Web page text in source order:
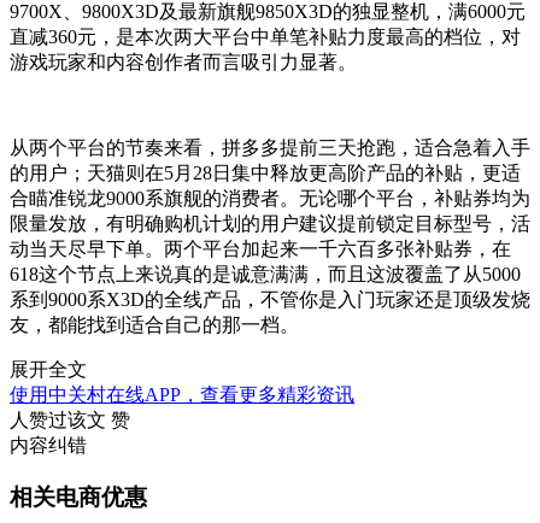
9700X、9800X3D及最新旗舰9850X3D的独显整机，满6000元
直减360元，是本次两大平台中单笔补贴力度最高的档位，对
游戏玩家和内容创作者而言吸引力显著。
从两个平台的节奏来看，拼多多提前三天抢跑，适合急着入手
的用户；天猫则在5月28日集中释放更高阶产品的补贴，更适
合瞄准锐龙9000系旗舰的消费者。无论哪个平台，补贴券均为
限量发放，有明确购机计划的用户建议提前锁定目标型号，活
动当天尽早下单。两个平台加起来一千六百多张补贴券，在
618这个节点上来说真的是诚意满满，而且这波覆盖了从5000
系到9000系X3D的全线产品，不管你是入门玩家还是顶级发烧
友，都能找到适合自己的那一档。
展开全文
使用中关村在线APP，查看更多精彩资讯
人赞过该文 赞
内容纠错
相关电商优惠